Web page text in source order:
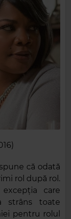
că odată
rol după rol.
care
strâns toate
pentru rolul